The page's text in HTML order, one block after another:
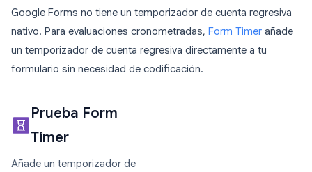
Google Forms no tiene un temporizador de cuenta regresiva
nativo. Para evaluaciones cronometradas, Form Timer añade
un temporizador de cuenta regresiva directamente a tu
formulario sin necesidad de codificación.
Prueba Form
Timer
Añade un temporizador de